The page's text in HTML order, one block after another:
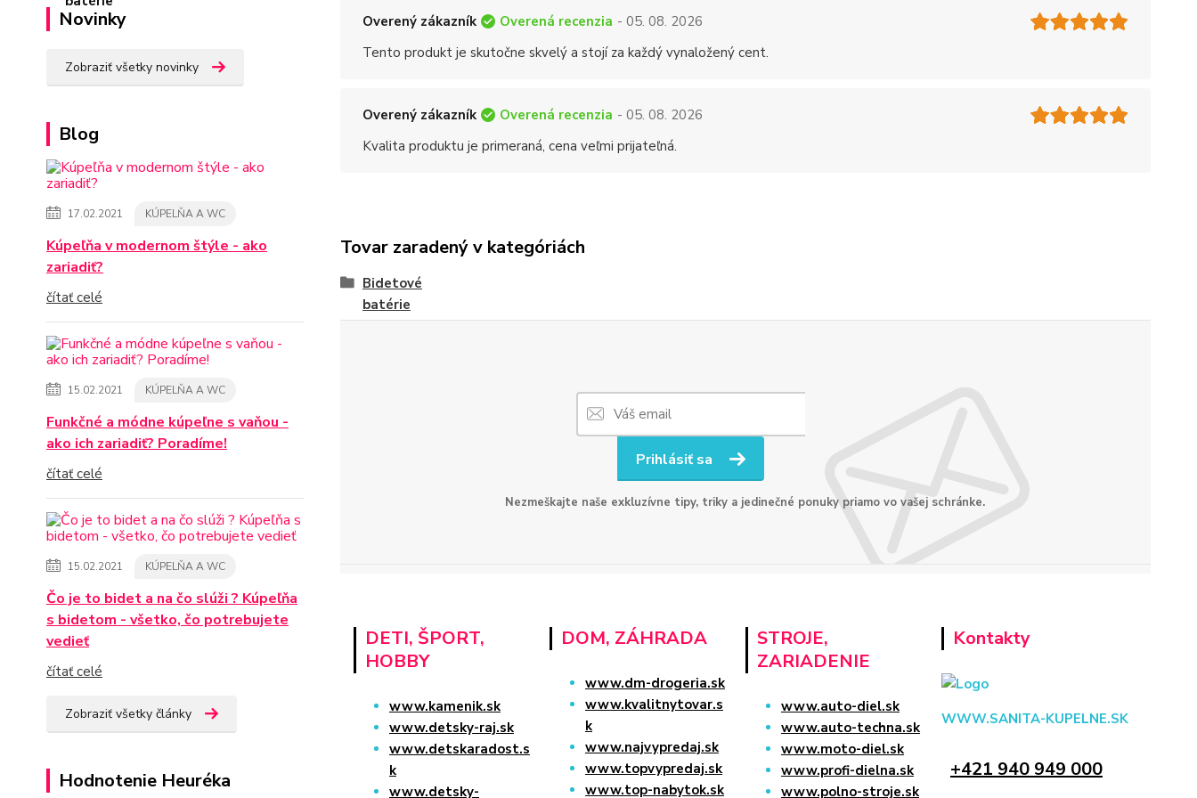
Novinky
Zobraziť všetky novinky
Blog
17.02.2021 KÚPELŇA A WC
Kúpeľňa v modernom štýle - ako
zariadiť?
čítať celé
15.02.2021 KÚPELŇA A WC
Funkčné a módne kúpeľne s vaňou -
ako ich zariadiť? Poradíme!
čítať celé
15.02.2021 KÚPELŇA A WC
Čo je to bidet a na čo slúži ? Kúpeľňa
s bidetom - všetko, čo potrebujete
vedieť
čítať celé
Zobraziť všetky články
Hodnotenie Heuréka
Overený zákazník Overená recenzia - 05. 08. 2026
Tento produkt je skutočne skvelý a stojí za každý vynaložený cent.
Overený zákazník Overená recenzia - 05. 08. 2026
Kvalita produktu je primeraná, cena veľmi prijateľná.
Tovar zaradený v kategóriách
Bidetové
batérie
Prihlásiť sa
Nezmeškajte naše exkluzívne tipy, triky a jedinečné ponuky priamo vo vašej schránke.
DETI, ŠPORT,
HOBBY
www.kamenik.sk
www.detsky-raj.sk
www.detskaradost.s
k
www.detsky-
DOM, ZÁHRADA
www.dm-drogeria.sk
www.kvalitnytovar.s
k
www.najvypredaj.sk
www.topvypredaj.sk
www.top-nabytok.sk
STROJE,
ZARIADENIE
www.auto-diel.sk
www.auto-techna.sk
www.moto-diel.sk
www.profi-dielna.sk
www.polno-stroje.sk
Kontakty
WWW.SANITA-KUPELNE.SK
+421 940 949 000